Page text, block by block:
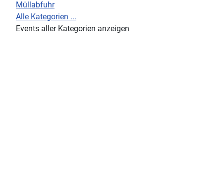
Müllabfuhr
Alle Kategorien ...
Events aller Kategorien anzeigen